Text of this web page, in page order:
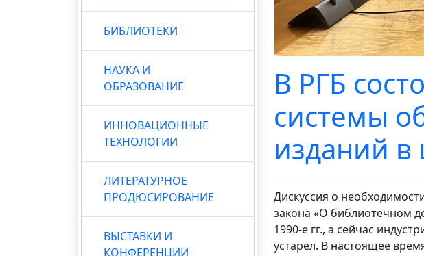
БИБЛИОТЕКИ
НАУКА И
ОБРАЗОВАНИЕ
ИННОВАЦИОННЫЕ
ТЕХНОЛОГИИ
ЛИТЕРАТУРНОЕ
ПРОДЮСИРОВАНИЕ
ВЫСТАВКИ И
КОНФЕРЕНЦИИ
В РГБ
системы
изданий в
Дискуссия о
закона «О библиотечном
1990-е гг., а сейчас
устарел. В настоящее